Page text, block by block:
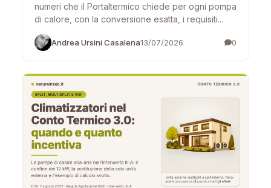
numeri che il Portaltermico chiede per ogni pompa
di calore, con la conversione esatta, i requisiti...
Andrea Ursini Casalena13/07/2026 0